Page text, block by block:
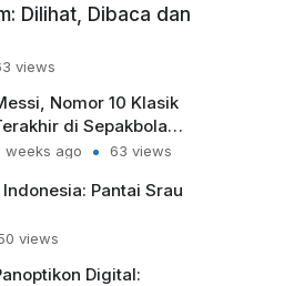
Dilihat, Dibaca dan
views
Nomor 10 Klasik
di Sepakbola
weeks ago 63 views
Pantai Srau
views
Digital: